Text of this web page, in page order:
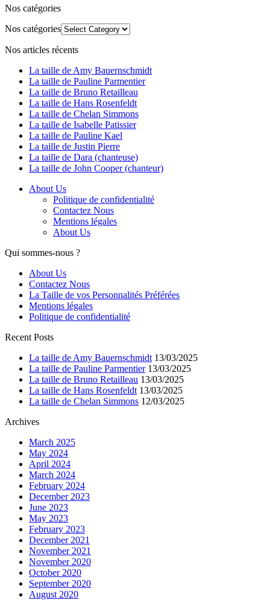
Nos catégories
Nos catégories
Nos articles récents
La taille de Amy Bauernschmidt
La taille de Pauline Parmentier
La taille de Bruno Retailleau
La taille de Hans Rosenfeldt
La taille de Chelan Simmons
La taille de Isabelle Patissier
La taille de Pauline Kael
La taille de Justin Pierre
La taille de Dara (chanteuse)
La taille de John Cooper (chanteur)
About Us
Politique de confidentialité
Contactez Nous
Mentions légales
About Us
Qui sommes-nous ?
About Us
Contactez Nous
La Taille de vos Personnalités Préférées
Mentions légales
Politique de confidentialité
Recent Posts
La taille de Amy Bauernschmidt 13/03/2025
La taille de Pauline Parmentier 13/03/2025
La taille de Bruno Retailleau 13/03/2025
La taille de Hans Rosenfeldt 13/03/2025
La taille de Chelan Simmons 12/03/2025
Archives
March 2025
May 2024
April 2024
March 2024
February 2024
December 2023
June 2023
May 2023
February 2023
December 2021
November 2021
November 2020
October 2020
September 2020
August 2020